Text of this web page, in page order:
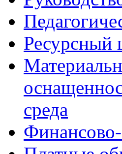
Ресурсный
среда
Финансово-